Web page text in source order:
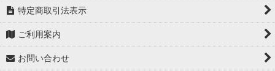
特定商取引法表示
ご利用案内
お問い合わせ